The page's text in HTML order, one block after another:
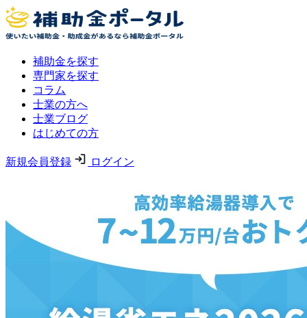
補助金を探す
専門家を探す
コラム
士業の方へ
士業ブログ
はじめての方
新規会員登録 ログイン